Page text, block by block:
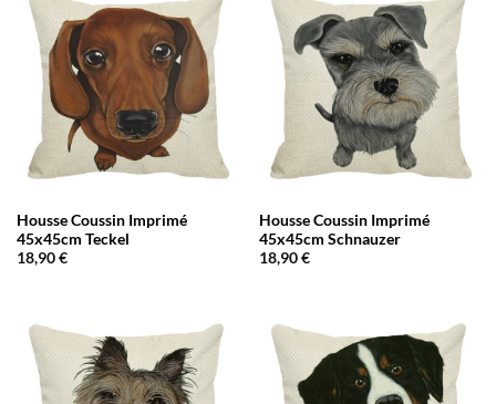
Housse Coussin Imprimé
45x45cm Teckel
18,90€
Housse Coussin Imprimé
45x45cm Schnauzer
18,90€